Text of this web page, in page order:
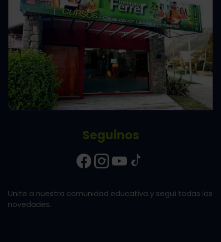
Seguinos
Unite a nuestra comunidad educativa y seguí todas las
novedades.